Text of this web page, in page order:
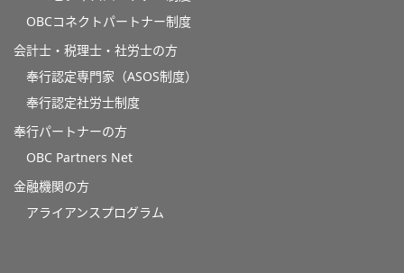
OBCコネクトパートナー制度
会計士・税理士・社労士の方
奉行認定専門家（ASOS制度）
奉行認定社労士制度
奉行パートナーの方
OBC Partners Net
金融機関の方
アライアンスプログラム